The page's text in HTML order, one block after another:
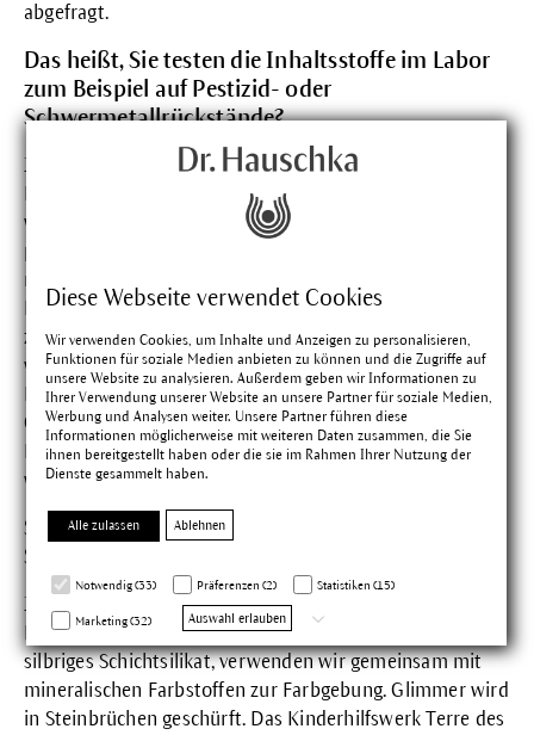
Diese Webseite verwendet Cookies
Wir verwenden Cookies, um Inhalte und Anzeigen zu personalisieren,
Funktionen für soziale Medien anbieten zu können und die Zugriffe auf
unsere Website zu analysieren. Außerdem geben wir Informationen zu
Ihrer Verwendung unserer Website an unsere Partner für soziale Medien,
Werbung und Analysen weiter. Unsere Partner führen diese
Informationen möglicherweise mit weiteren Daten zusammen, die Sie
ihnen bereitgestellt haben oder die sie im Rahmen Ihrer Nutzung der
Dienste gesammelt haben.
Alle zulassen Ablehnen
Notwendig (33) Präferenzen (2) Statistiken (15)
Marketing (32) Auswahl erlauben
abgefragt.
Das heißt, Sie testen die Inhaltsstoffe im Labor
zum Beispiel auf Pestizid- oder
Schwermetallrückstände?
Ja, diesen Part übernehmen unsere Kollegen im Analytik-
Labor routinemäßig bei jedem Rohstoff, der verarbeitet
werden soll. Zu Beginn der Produktprüfung arbeiten wir
parallel mit ihnen und unserer Tochtergesellschaft
naturamus an der Qualitäts- und Sicherheitsfrage.
Naturamus ist für die Beschaffung der Rohstoffe
zuständig. Sie überprüft, ob die gewünschten Rohstoffe
wie Wachse, pflanzliche Öle, Mineralpigmente oder
Heilpflanzen überhaupt in hoher und möglichst in Bio-
Qualität und in ausreichenden Mengen verfügbar sind.
Dabei spielen soziale Kriterien beim Einkauf eine
wichtige Rolle.
Soziale Kriterien beim Rohstoffeinkauf? Haben
Sie ein Beispiel?
Ja. Unsere neuen Make-up-Produkte enthalten zum
Beispiel Glimmer. Diesen mineralischen Rohstoff, ein
silbriges Schichtsilikat, verwenden wir gemeinsam mit
mineralischen Farbstoffen zur Farbgebung. Glimmer wird
in Steinbrüchen geschürft. Das Kinderhilfswerk Terre des